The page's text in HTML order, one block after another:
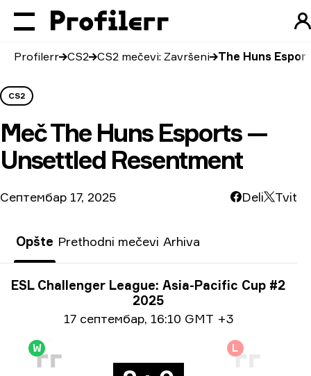
Profilerr CS2 CS2 mečevi: Završeni The Huns
CS2
MečThe Huns Esports —
Unsettled Resentment
Септембар 17, 2025 Deli Tvit
Opšte Prethodni mečevi Arhiva
Informacije o turniru
ESL Challenger League: Asia-Pacific Cup #2
2025
Informacije o datumu
17 септембар, 16:10 GMT +3
W L